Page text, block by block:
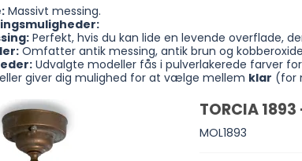
Massivt messing.
Perfekt, hvis du kan lide en levende overflade,
Omfatter antik messing, antik brun og
Udvalgte modeller fås i pulverlakerede farver
giver dig mulighed for at vælge mellem klar (for
TORCIA
MOL1893